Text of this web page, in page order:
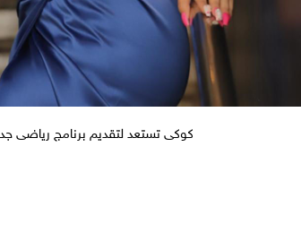
كوكى تستعد لتقديم برنامج رياضى